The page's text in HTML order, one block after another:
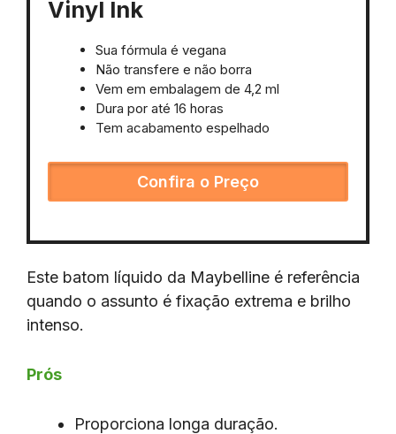
Vinyl Ink
Sua fórmula é vegana
Não transfere e não borra
Vem em embalagem de 4,2 ml
Dura por até 16 horas
Tem acabamento espelhado
Confira o Preço
Este batom líquido da Maybelline é referência
quando o assunto é fixação extrema e brilho
intenso.
Prós
Proporciona longa duração.